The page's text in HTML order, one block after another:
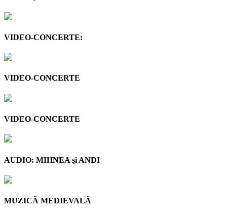
VIDEO-CONCERTE:
VIDEO-CONCERTE
VIDEO-CONCERTE
AUDIO: MIHNEA şi ANDI
MUZICĂ MEDIEVALĂ